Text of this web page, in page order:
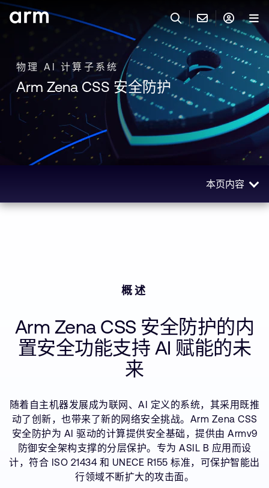
Skip to Main Content
搜索
联系 ARM
联系技术支持
IP 技术支持
Keil 工具
联系业务人员
一般 IP 授权方案
Arm 廉洁举报热线
投资者
通报安全漏洞
Cambridge, UK
CB1 9NJ
Tel: + 44(1223) 400 400 [总机]
Fax: + 44(1223) 400 410
查看全球办公室
ARM 帐号
ARM 账户
登录以访问您的 Arm 账户。
登录
需要 Arm ID 吗？ 在此注册
快捷链接
控制台
管理您的账户
产品
应用市场
开发者
物理 AI 计算子系统
Arm Zena CSS 安全防护
本页内容
概述
资源
概述
Arm Zena CSS 安全防护的内
置安全功能支持 AI 赋能的未
来
随着自主机器发展成为联网、AI 定义的系统，其采用既推
动了创新，也带来了新的网络安全挑战。Arm Zena CSS
安全防护为 AI 驱动的计算提供安全基础，提供由 Armv9
防御安全架构支撑的分层保护。专为 ASIL B 应用而设
计，符合 ISO 21434 和 UNECE R155 标准，可保护智能出
行领域不断扩大的攻击面。